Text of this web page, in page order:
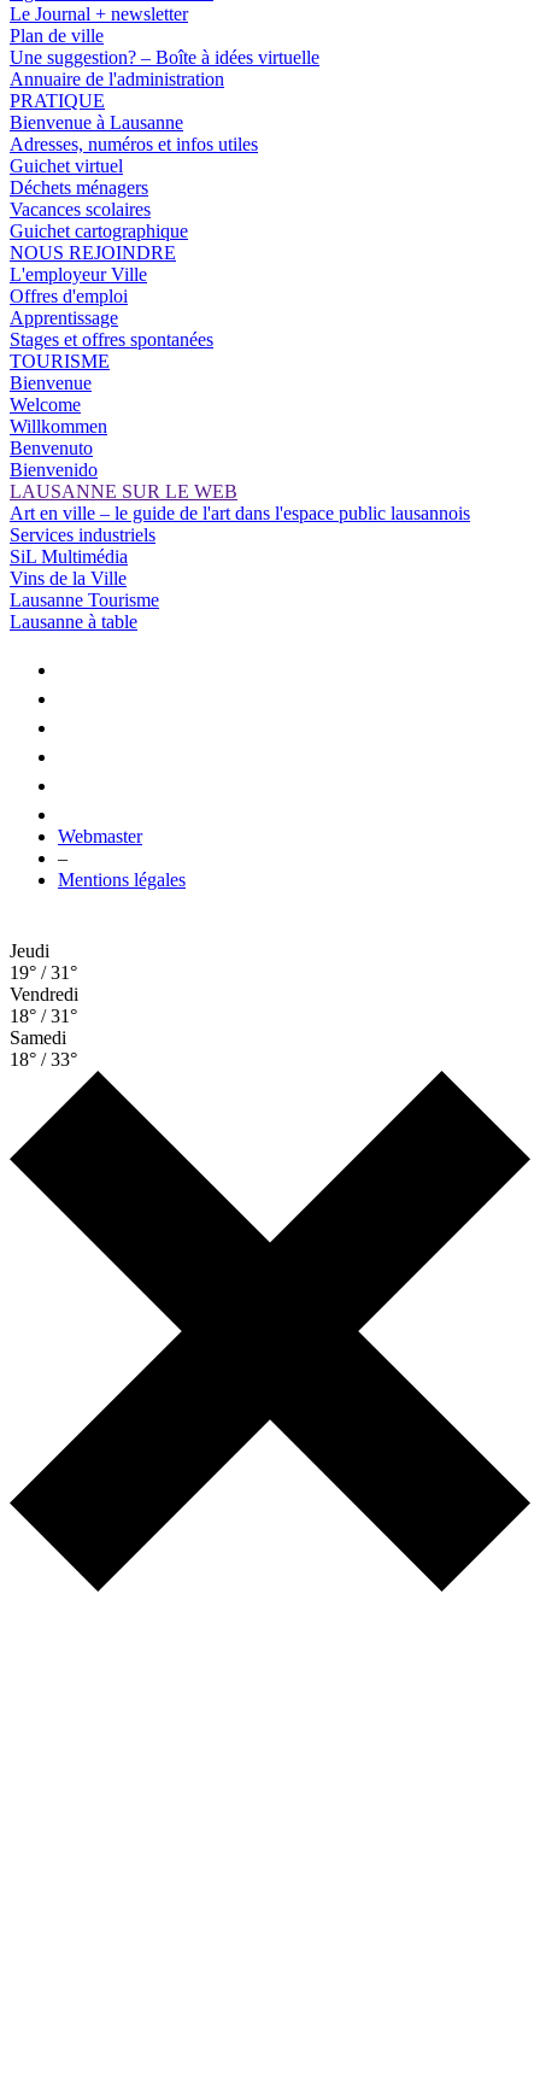
Le Journal + newsletter
Plan de ville
Une suggestion? – Boîte à idées virtuelle
Annuaire de l'administration
PRATIQUE
Bienvenue à Lausanne
Adresses, numéros et infos utiles
Guichet virtuel
Déchets ménagers
Vacances scolaires
Guichet cartographique
NOUS REJOINDRE
L'employeur Ville
Offres d'emploi
Apprentissage
Stages et offres spontanées
TOURISME
Bienvenue
Welcome
Willkommen
Benvenuto
Bienvenido
LAUSANNE SUR LE WEB
Art en ville – le guide de l'art dans l'espace public lausannois
Services industriels
SiL Multimédia
Vins de la Ville
Lausanne Tourisme
Lausanne à table
Webmaster
–
Mentions légales
Jeudi
19° / 31°
Vendredi
18° / 31°
Samedi
18° / 33°